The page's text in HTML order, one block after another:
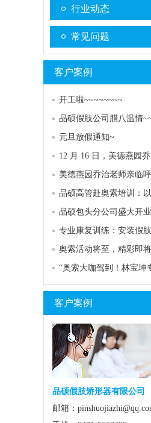
行业动态
常见问题
客户案例
开工啦~~~~~~~~
品硕假肢公司腊八温情
元旦放假通知~
品硕包头分公司盛大开
奥索活动将至，精彩即将
客户案例
品硕假肢矫形器有限公司
邮箱：